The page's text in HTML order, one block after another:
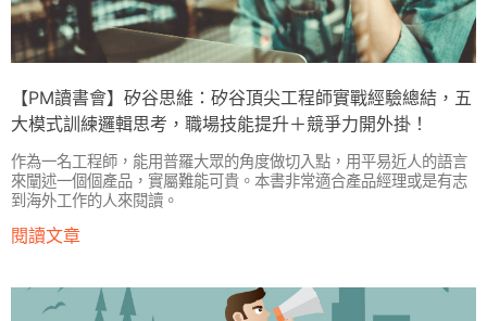
【PM讀書會】矽谷思維：矽谷頂尖工程師實戰經驗總結，五
大模式訓練邏輯思考，職場技能提升＋競爭力開外掛！
作為一名工程師，能用普羅大眾的角度做切入點，用平易近人的語言
來闡述一個個產品，實屬難能可貴。本書非常適合產品經理或是有志
到海外工作的人來閱讀。
閱讀文章